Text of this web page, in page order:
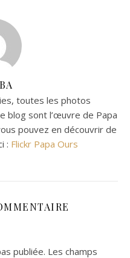
toutes les photos
blog sont l’œuvre de Papa
pouvez en découvrir de
: Flickr Papa Ours
publiée. Les champs